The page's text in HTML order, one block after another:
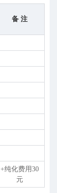
备 注
+纯化费用30
元